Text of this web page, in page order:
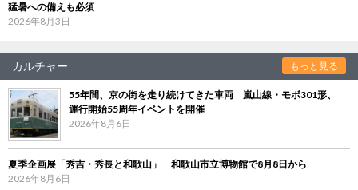
猛暑への備えも必須
2026年8月3日
カルチャー もっと見る
55年間、京の街を走り続けてきた車両 嵐山線・モボ301形、
運行開始55周年イベントを開催
2026年8月6日
夏季企画展「秀吉・秀長と和歌山」 和歌山市立博物館で8月8日から
2026年8月6日